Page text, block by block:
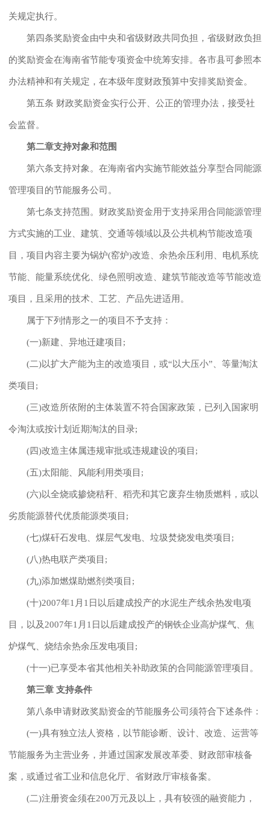
关规定执行。
第四条奖励资金由中央和省级财政共同负担，省级财政负担
的奖励资金在海南省节能专项资金中统筹安排。各市县可参照本
办法精神和有关规定，在本级年度财政预算中安排奖励资金。
第五条 财政奖励资金实行公开、公正的管理办法，接受社
会监督。
第二章支持对象和范围
第六条支持对象。在海南省内实施节能效益分享型合同能源
管理项目的节能服务公司。
第七条支持范围。财政奖励资金用于支持采用合同能源管理
方式实施的工业、建筑、交通等领域以及公共机构节能改造项
目，项目内容主要为锅炉(窑炉)改造、余热余压利用、电机系统
节能、能量系统优化、绿色照明改造、建筑节能改造等节能改造
项目，且采用的技术、工艺、产品先进适用。
属于下列情形之一的项目不予支持：
(一)新建、异地迁建项目;
(二)以扩大产能为主的改造项目，或“以大压小”、等量淘汰
类项目;
(三)改造所依附的主体装置不符合国家政策，已列入国家明
令淘汰或按计划近期淘汰的目录;
(四)改造主体属违规审批或违规建设的项目;
(五)太阳能、风能利用类项目;
(六)以全烧或掺烧秸秆、稻壳和其它废弃生物质燃料，或以
劣质能源替代优质能源类项目;
(七)煤矸石发电、煤层气发电、垃圾焚烧发电类项目;
(八)热电联产类项目;
(九)添加燃煤助燃剂类项目;
(十)2007年1月1日以后建成投产的水泥生产线余热发电项
目，以及2007年1月1日以后建成投产的钢铁企业高炉煤气、焦
炉煤气、烧结余热余压发电项目;
(十一)已享受本省其他相关补助政策的合同能源管理项目。
第三章 支持条件
第八条申请财政奖励资金的节能服务公司须符合下述条件：
(一)具有独立法人资格，以节能诊断、设计、改造、运营等
节能服务为主营业务，并通过国家发展改革委、财政部审核备
案，或通过省工业和信息化厅、省财政厅审核备案。
(二)注册资金须在200万元及以上，具有较强的融资能力，